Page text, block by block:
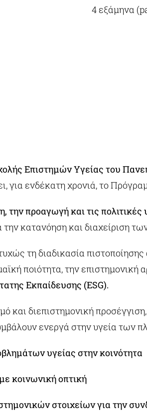
4 εξάμηνα
Επιστημών Υγείας του
για ενδέκατη χρονιά, το
προαγωγή και τις πολιτικές
την κατανόηση και διαχείριση
τη διαδικασία πιστοποίησης
ποιότητα, την επιστημονική
Εκπαίδευσης (ESG).
και διεπιστημονική
ενεργά στην υγεία των
υγείας στην κοινότητα
κοινωνική οπτική
στοιχείων για την